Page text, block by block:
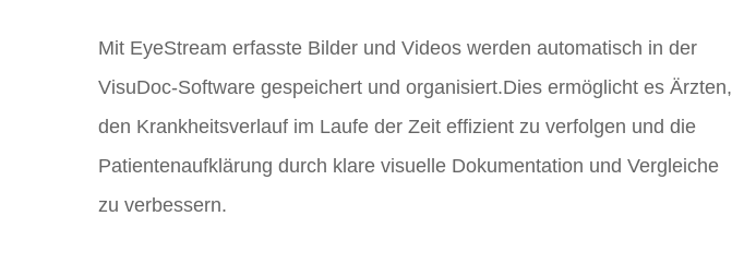
Mit EyeStream erfasste Bilder und Videos werden automatisch in der
VisuDoc-Software gespeichert und organisiert.Dies ermöglicht es Ärzten,
den Krankheitsverlauf im Laufe der Zeit effizient zu verfolgen und die
Patientenaufklärung durch klare visuelle Dokumentation und Vergleiche
zu verbessern.